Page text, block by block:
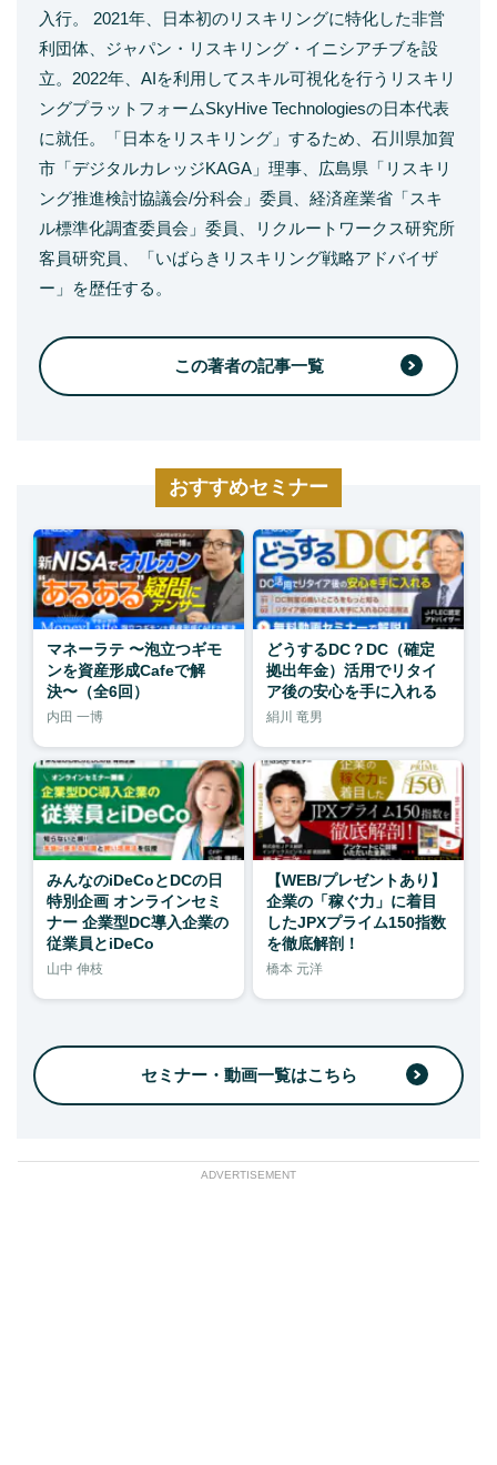
入行。 2021年、日本初のリスキリングに特化した非営
利団体、ジャパン・リスキリング・イニシアチブを設
立。2022年、AIを利用してスキル可視化を行うリスキリ
ングプラットフォームSkyHive Technologiesの日本代表
に就任。「日本をリスキリング」するため、石川県加賀
市「デジタルカレッジKAGA」理事、広島県「リスキリ
ング推進検討協議会/分科会」委員、経済産業省「スキ
ル標準化調査委員会」委員、リクルートワークス研究所
客員研究員、「いばらきリスキリング戦略アドバイザ
ー」を歴任する。
この著者の記事一覧
おすすめセミナー
マネーラテ 〜泡立つギモ
ンを資産形成Cafeで解
決〜（全6回）
内田 一博
どうするDC？DC（確定
拠出年金）活用でリタイ
ア後の安心を手に入れる
絹川 竜男
みんなのiDeCoとDCの日
特別企画 オンラインセミ
ナー 企業型DC導入企業の
従業員とiDeCo
山中 伸枝
【WEB/プレゼントあり】
企業の「稼ぐ力」に着目
したJPXプライム150指数
を徹底解剖！
橋本 元洋
セミナー・動画一覧はこちら
ADVERTISEMENT